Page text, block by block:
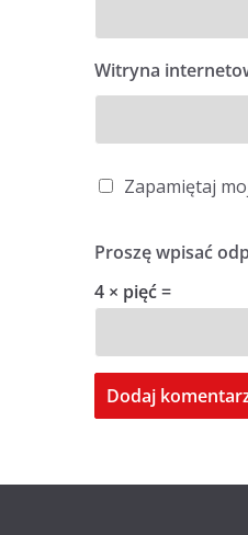
Witryna
Zapamiętaj
Proszę wpisać
4 × pięć =